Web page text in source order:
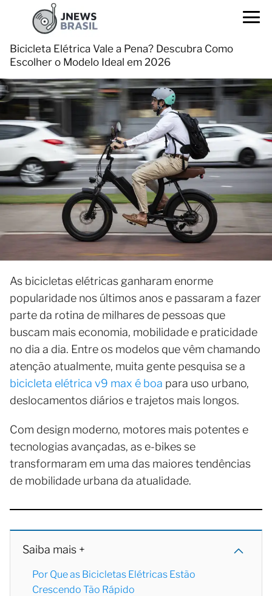
Bicicleta Elétrica Vale a Pena? Descubra Como
Escolher o Modelo Ideal em 2026
As bicicletas elétricas ganharam enorme
popularidade nos últimos anos e passaram a fazer
parte da rotina de milhares de pessoas que
buscam mais economia, mobilidade e praticidade
no dia a dia. Entre os modelos que vêm chamando
atenção atualmente, muita gente pesquisa se a
bicicleta elétrica v9 max é boa para uso urbano,
deslocamentos diários e trajetos mais longos.
Com design moderno, motores mais potentes e
tecnologias avançadas, as e-bikes se
transformaram em uma das maiores tendências
de mobilidade urbana da atualidade.
Saiba mais +
Por Que as Bicicletas Elétricas Estão
Crescendo Tão Rápido